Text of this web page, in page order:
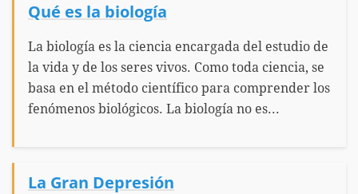
Qué es la biología
La biología es la ciencia encargada del estudio de
la vida y de los seres vivos. Como toda ciencia, se
basa en el método científico para comprender los
fenómenos biológicos. La biología no es...
La Gran Depresión